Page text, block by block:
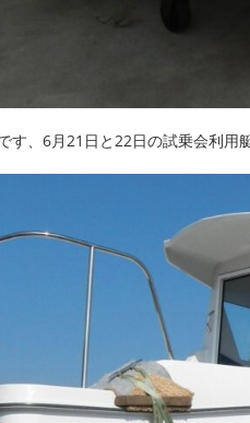
す、6月21日と22日の試乗会利用